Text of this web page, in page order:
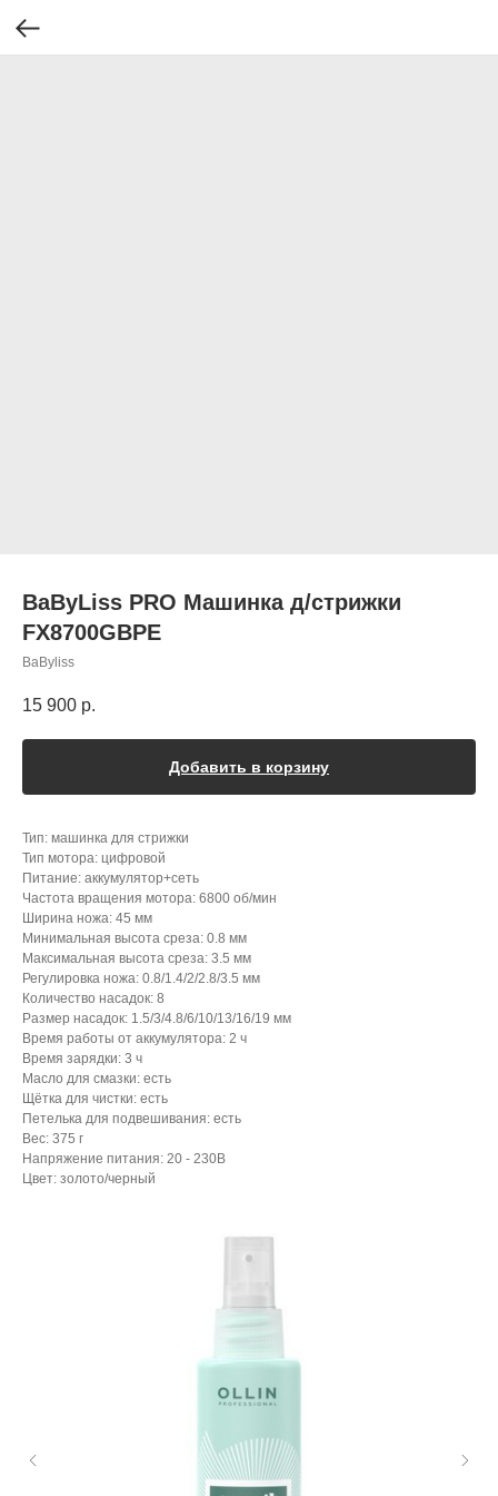
BaByLiss PRO Машинка д/стрижки
FX8700GBPE
BaByliss
15 900 р.
Добавить в корзину
Тип: машинка для стрижки
Тип мотора: цифровой
Питание: аккумулятор+сеть
Частота вращения мотора: 6800 об/мин
Ширина ножа: 45 мм
Минимальная высота среза: 0.8 мм
Максимальная высота среза: 3.5 мм
Регулировка ножа: 0.8/1.4/2/2.8/3.5 мм
Количество насадок: 8
Размер насадок: 1.5/3/4.8/6/10/13/16/19 мм
Время работы от аккумулятора: 2 ч
Время зарядки: 3 ч
Масло для смазки: есть
Щётка для чистки: есть
Петелька для подвешивания: есть
Вес: 375 г
Напряжение питания: 20 - 230В
Цвет: золото/черный